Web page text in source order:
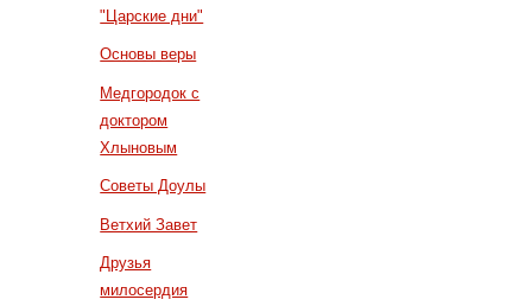
"Царские дни"
Основы веры
Медгородок с
доктором
Хлыновым
Советы Доулы
Ветхий Завет
Друзья
милосердия